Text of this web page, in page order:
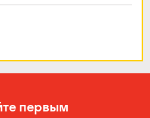
первым